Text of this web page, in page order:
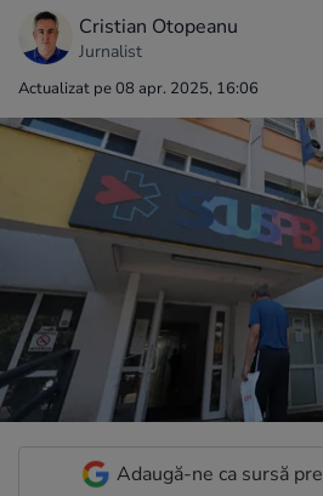
Cristian Otopeanu
Jurnalist
Actualizat pe 08 apr. 2025, 16:06
Adaugă-ne ca sursă